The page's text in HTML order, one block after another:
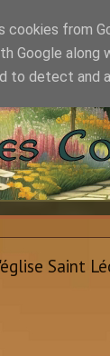
Saint
cookies from
Google
to detect and